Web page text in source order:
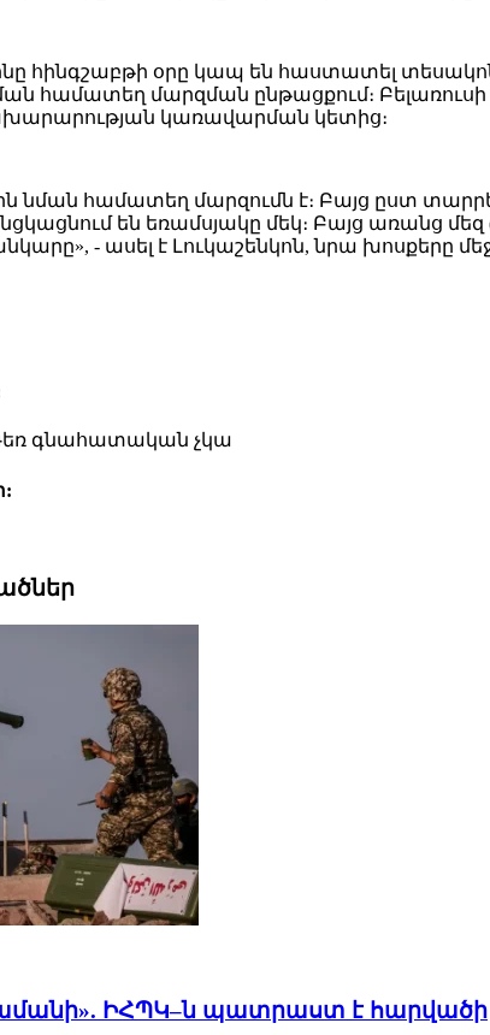
հինգշաբթի օրը կապ են հաստատել
համատեղ մարզման ընթացքում։
կառավարման կետից։
նման համատեղ մարզումն է։ Բայց ըստ
են եռամսյակը մեկ։ Բայց առանց
- ասել է Լուկաշենկոն, նրա խոսքերը
գնահատական չկա
ԻՀՊԿ–ն պատրաստ է հարվածի